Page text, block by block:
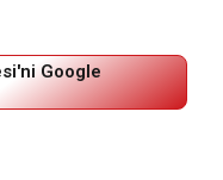
Google